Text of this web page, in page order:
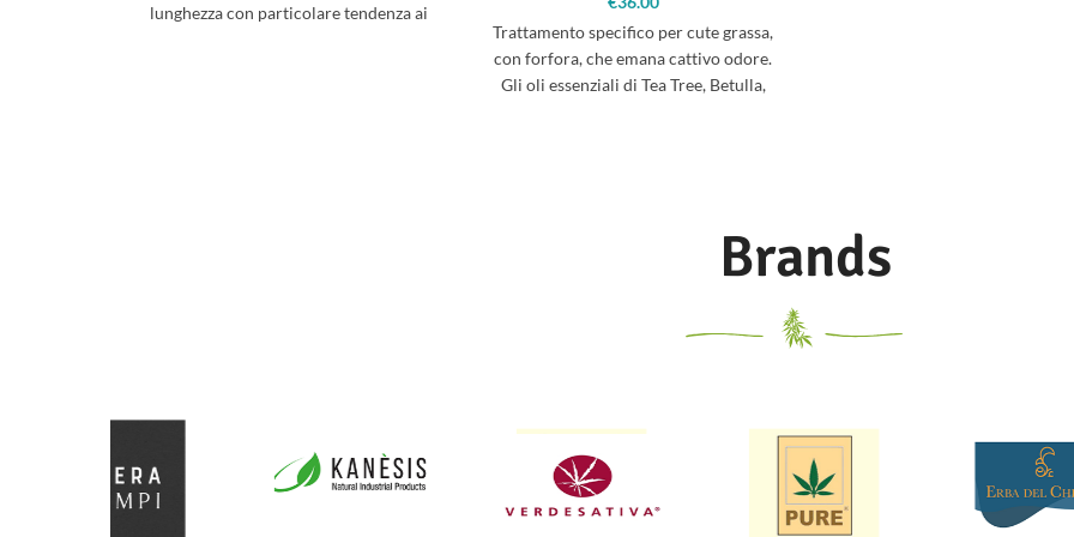
lunghezza con particolare tendenza ai
Trattamento specifico per cute grassa,
con forfora, che emana cattivo odore.
Gli oli essenziali di Tea Tree, Betulla,
Brands